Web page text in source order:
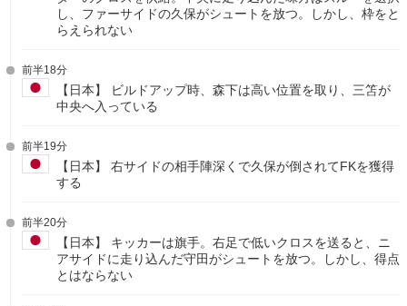
し、ファーサイドの久保がシュートを放つ。しかし、枠をと
らえられない
前半18分
【日本】 ビルドアップ時、森下は高い位置を取り、三笘が
中央へ入っている
前半19分
【日本】 右サイドの相手陣深くで久保が倒されてFKを獲得
する
前半20分
【日本】 キッカーは旗手。右足で低いクロスを送ると、ニ
アサイドに走り込んだ守田がシュートを放つ。しかし、得点
とはならない